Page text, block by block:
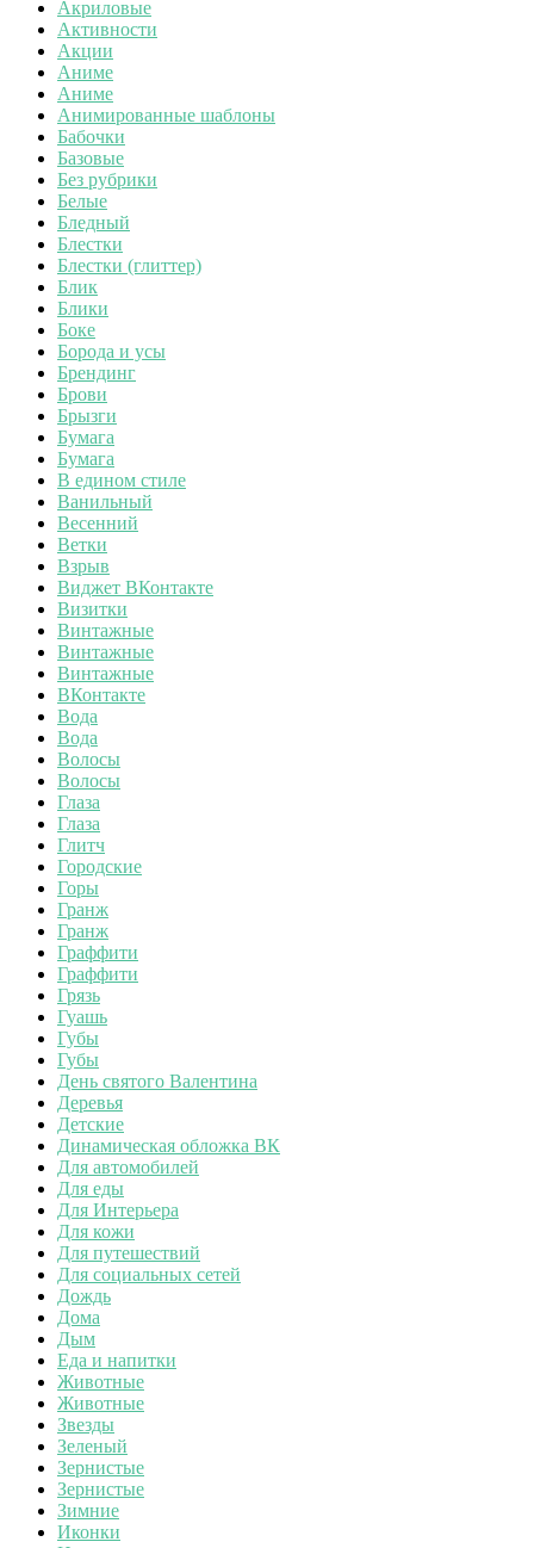
Акриловые
Активности
Акции
Аниме
Аниме
Анимированные шаблоны
Бабочки
Базовые
Без рубрики
Белые
Бледный
Блестки
Блестки (глиттер)
Блик
Блики
Боке
Борода и усы
Брендинг
Брови
Брызги
Бумага
Бумага
В едином стиле
Ванильный
Весенний
Ветки
Взрыв
Виджет ВКонтакте
Визитки
Винтажные
Винтажные
Винтажные
ВКонтакте
Вода
Вода
Волосы
Волосы
Глаза
Глаза
Глитч
Городские
Горы
Гранж
Гранж
Граффити
Граффити
Грязь
Гуашь
Губы
Губы
День святого Валентина
Деревья
Детские
Динамическая обложка ВК
Для автомобилей
Для еды
Для Интерьера
Для кожи
Для путешествий
Для социальных сетей
Дождь
Дома
Дым
Еда и напитки
Животные
Животные
Звезды
Зеленый
Зернистые
Зернистые
Зимние
Иконки